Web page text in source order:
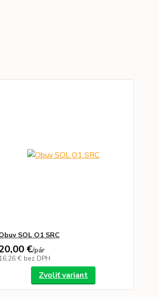
SOL O1 SRC
€/pár
€ bez DPH
Zvoliť variant